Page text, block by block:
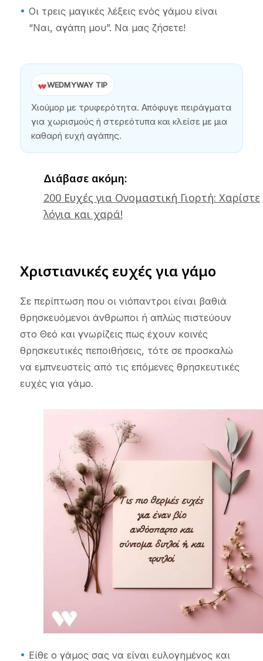
Οι τρεις μαγικές λέξεις ενός γάμου είναι
“Ναι, αγάπη μου”. Να μας ζήσετε!
WEDMYWAY TIP
Χιούμορ με τρυφερότητα. Απόφυγε πειράγματα
για χωρισμούς ή στερεότυπα και κλείσε με μια
καθαρή ευχή αγάπης.
Διάβασε ακόμη:
200 Ευχές για Ονομαστική Γιορτή: Χαρίστε
λόγια και χαρά!
Χριστιανικές ευχές για γάμο
Σε περίπτωση που οι νιόπαντροι είναι βαθιά
θρησκευόμενοι άνθρωποι ή απλώς πιστεύουν
στο Θεό και γνωρίζεις πως έχουν κοινές
θρησκευτικές πεποιθήσεις, τότε σε προσκαλώ
να εμπνευστείς από τις επόμενες θρησκευτικές
ευχές για γάμο.
Είθε ο γάμος σας να είναι ευλογημένος και